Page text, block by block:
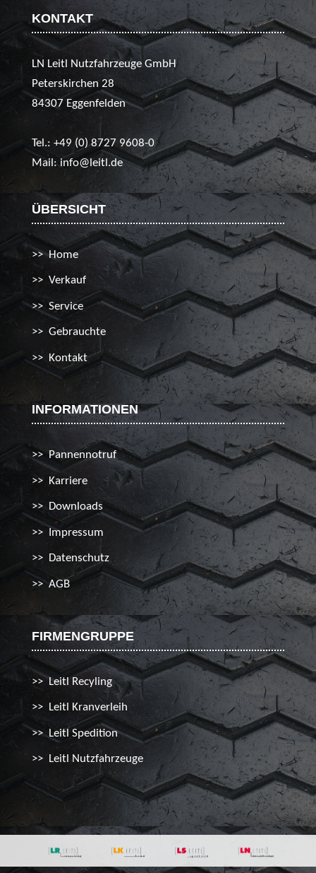
KONTAKT
LN Leitl Nutzfahrzeuge GmbH
Peterskirchen 28
84307 Eggenfelden
Tel.: +49 (0) 8727 9608-0
Mail:info@leitl.de
ÜBERSICHT
Home
Verkauf
Service
Gebrauchte
Kontakt
INFORMATIONEN
Pannennotruf
Karriere
Downloads
Impressum
Datenschutz
AGB
FIRMENGRUPPE
Leitl Recyling
Leitl Kranverleih
Leitl Spedition
Leitl Nutzfahrzeuge